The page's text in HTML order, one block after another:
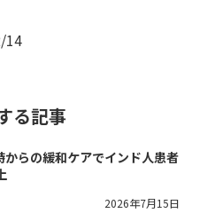
14
る記事
からの緩和ケアでインド人患者
2026年7月15日